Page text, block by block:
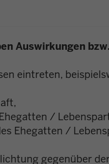
Auswirkungen
eintreten,
/
Ehegatten /
gegenüber